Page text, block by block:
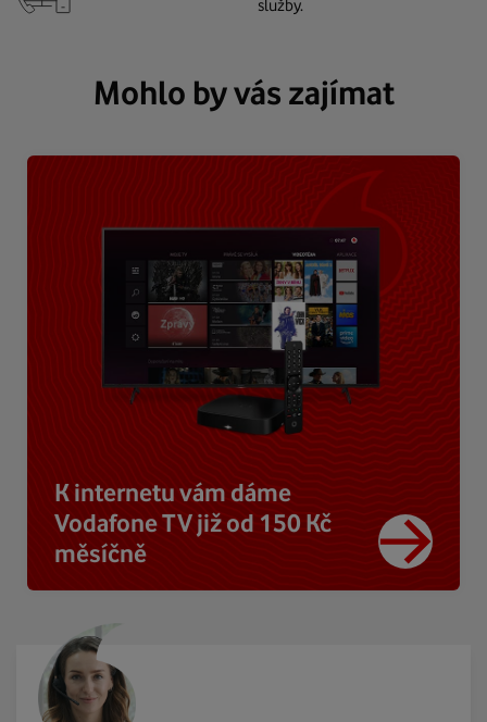
služby.
Mohlo by vás zajímat
K internetu vám dáme
Vodafone TV již od 150 Kč
měsíčně